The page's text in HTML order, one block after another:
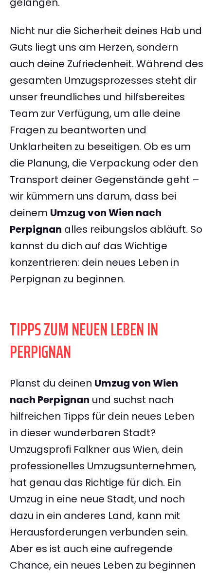
Nicht nur die Sicherheit deines Hab und
Guts liegt uns am Herzen, sondern
auch deine Zufriedenheit. Während des
gesamten Umzugsprozesses steht dir
unser freundliches und hilfsbereites
Team zur Verfügung, um alle deine
Fragen zu beantworten und
Unklarheiten zu beseitigen. Ob es um
die Planung, die Verpackung oder den
Transport deiner Gegenstände geht –
wir kümmern uns darum, dass bei
deinem Umzug von Wien nach
Perpignan alles reibungslos abläuft. So
kannst du dich auf das Wichtige
konzentrieren: dein neues Leben in
Perpignan zu beginnen.
TIPPS ZUM NEUEN LEBEN IN
PERPIGNAN
Planst du deinen Umzug von Wien
nach Perpignan und suchst nach
hilfreichen Tipps für dein neues Leben
in dieser wunderbaren Stadt?
Umzugsprofi Falkner aus Wien, dein
professionelles Umzugsunternehmen,
hat genau das Richtige für dich. Ein
Umzug in eine neue Stadt, und noch
dazu in ein anderes Land, kann mit
Herausforderungen verbunden sein.
Aber es ist auch eine aufregende
Chance, ein neues Leben zu beginnen